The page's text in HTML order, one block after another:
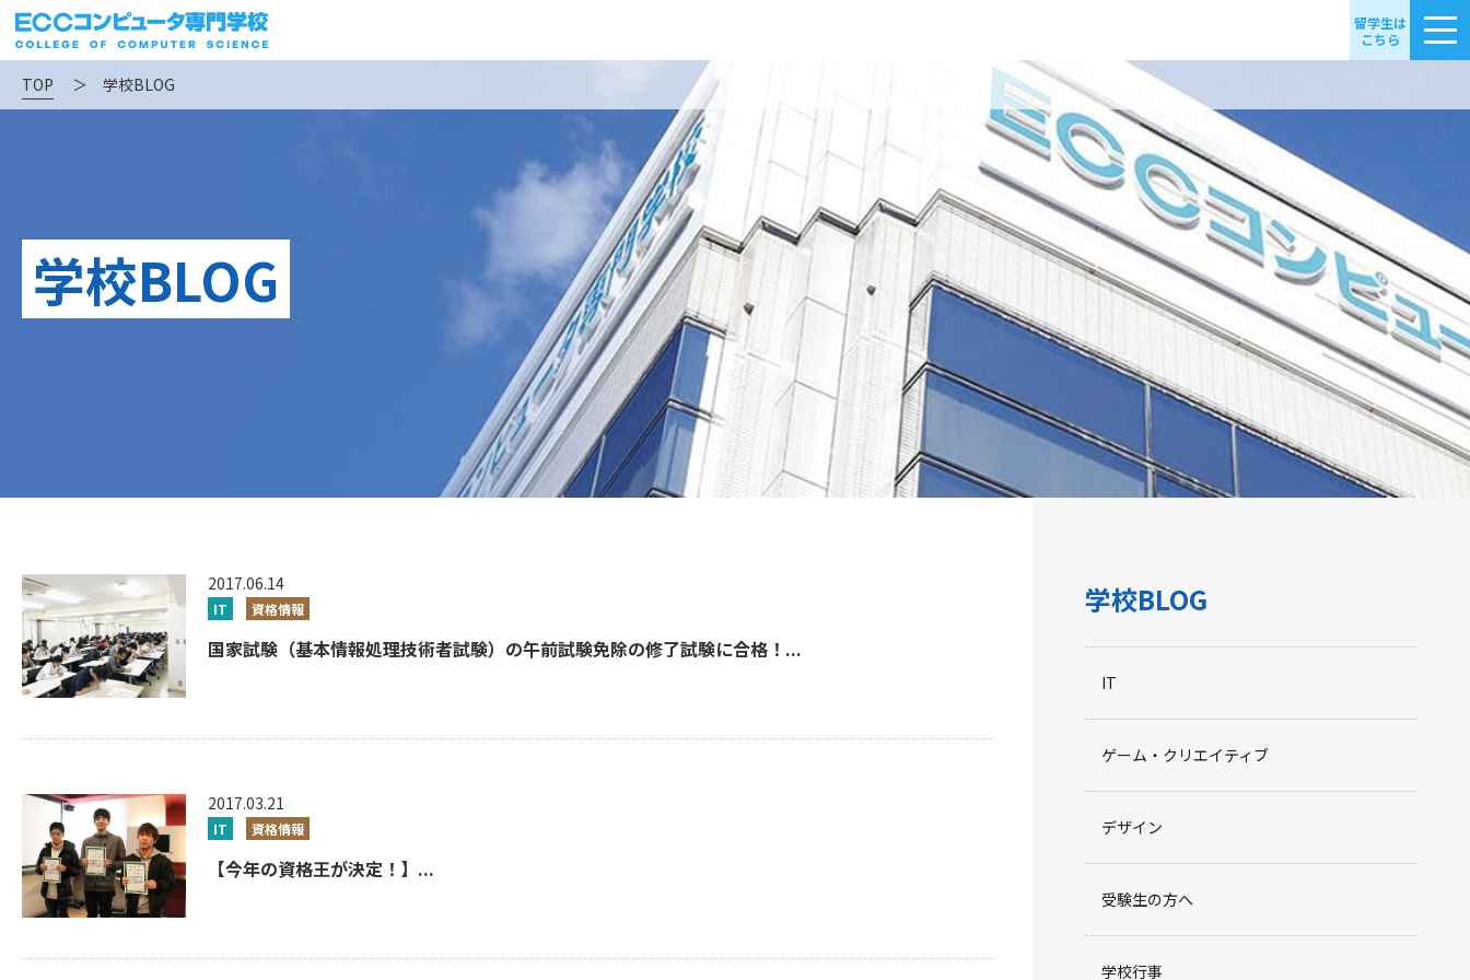
留学生は
こちら
TOP ＞ 学校BLOG
学校BLOG
2017.06.14
IT 資格情報
国家試験（基本情報処理技術者試験）の午前試験免除の修了試験に合格！...
2017.03.21
IT 資格情報
【今年の資格王が決定！】...
学校BLOG
IT
ゲーム・クリエイティブ
デザイン
受験生の方へ
学校行事